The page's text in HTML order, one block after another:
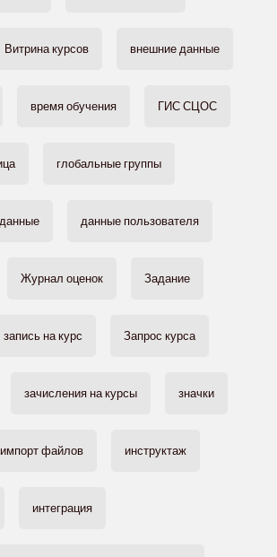
Витрина курсов внешние данные
время обучения ГИС СЦОС
глобальные группы
данные данные пользователя
Журнал оценок Задание
запись на курс Запрос курса
зачисления на курсы значки
импорт файлов инструктаж
интеграция